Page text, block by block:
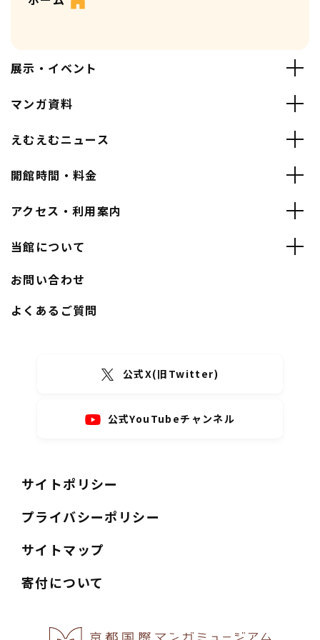
展示・イベント
マンガ資料
えむえむニュース
開館時間・料金
アクセス・利用案内
当館について
お問い合わせ
よくあるご質問
公式X(旧Twitter)
公式YouTubeチャンネル
サイトポリシー
プライバシーポリシー
サイトマップ
寄付について